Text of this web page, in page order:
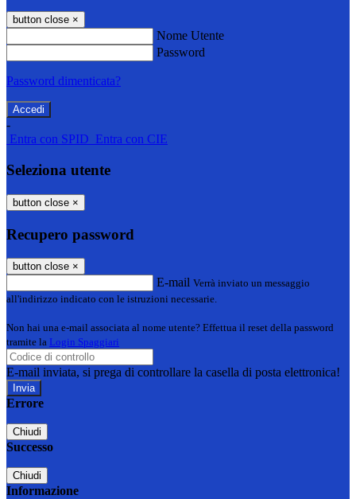
button close ×
Nome Utente
Password
Password dimenticata?
-
Entra con SPID Entra con CIE
Seleziona utente
button close ×
Recupero password
button close ×
E-mail Verrà inviato un messaggio
all'indirizzo indicato con le istruzioni necessarie.
Non hai una e-mail associata al nome utente? Effettua il reset della password
tramite la Login Spaggiari
E-mail inviata, si prega di controllare la casella di posta elettronica!
Errore
Chiudi
Successo
Chiudi
Informazione